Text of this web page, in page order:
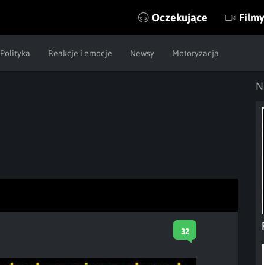
Oczekujące Filmy
Polityka Reakcje i emocje Newsy Motoryzacja
32